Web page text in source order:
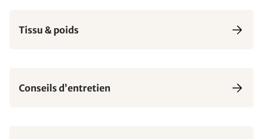
Tissu & poids
Conseils d’entretien